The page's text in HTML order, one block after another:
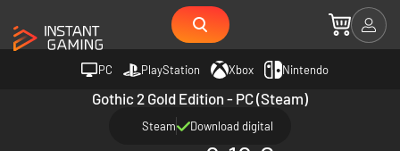
PC PlayStation Xbox Nintendo
Gothic 2 Gold Edition - PC (Steam)
Steam Download digital